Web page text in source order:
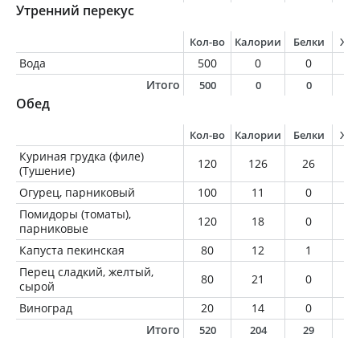
Утренний перекус
Кол-во Калории Белки
Вода 500 0 0
Итого
500 0 0
Обед
Кол-во Калории Белки
Куриная грудка (филе)
(Тушение)
120 126 26
Огурец, парниковый
100 11 0
Помидоры (томаты),
парниковые
120 18 0
Капуста пекинская
80 12 1
Перец сладкий, желтый,
сырой
80 21 0
Виноград
20 14 0
Итого
520 204 29